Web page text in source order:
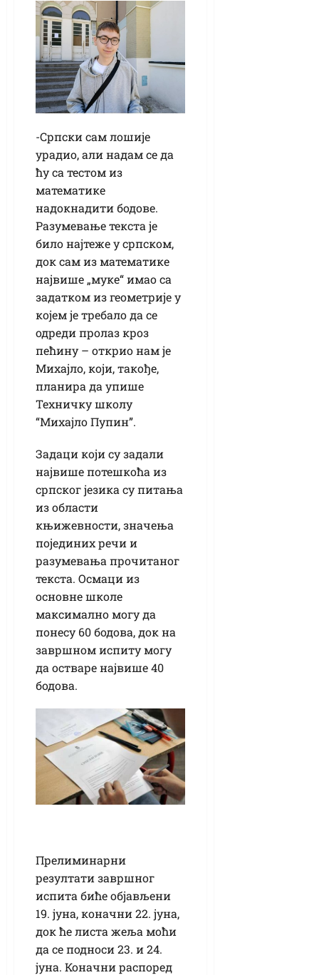
-Српски сам лошије
урадио, али надам се да
ћу са тестом из
математике
надокнадити бодове.
Разумевање текста је
било најтеже у српском,
док сам из математике
највише „муке“ имао са
задатком из геометрије у
којем је требало да се
одреди пролаз кроз
пећину – открио нам је
Михајло, који, такође,
планира да упише
Техничку школу
“Михајло Пупин”.
Задаци који су задали
највише потешкоћа из
српског језика су питања
из области
књижевности, значења
појединих речи и
разумевања прочитаног
текста. Осмаци из
основне школе
максимално могу да
понесу 60 бодова, док на
завршном испиту могу
да остваре највише 40
бодова.
Прелиминарни
резултати завршног
испита биће објављени
19. јуна, коначни 22. јуна,
док ће листа жеља моћи
да се подноси 23. и 24.
јуна. Коначни распоред